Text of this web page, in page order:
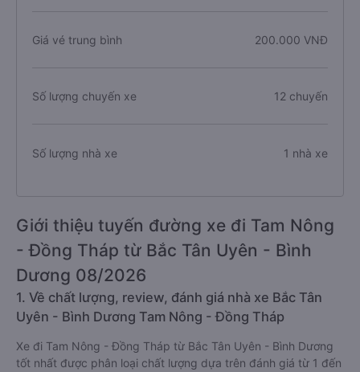
Giá vé trung bình 200.000 VNĐ
Số lượng chuyến xe 12 chuyến
Số lượng nhà xe 1 nhà xe
Giới thiệu tuyến đường xe đi Tam Nông
- Đồng Tháp từ Bắc Tân Uyên - Bình
Dương 08/2026
1. Về chất lượng, review, đánh giá nhà xe Bắc Tân
Uyên - Bình Dương Tam Nông - Đồng Tháp
Xe đi Tam Nông - Đồng Tháp từ Bắc Tân Uyên - Bình Dương
tốt nhất được phân loại chất lượng dựa trên đánh giá từ 1 đến